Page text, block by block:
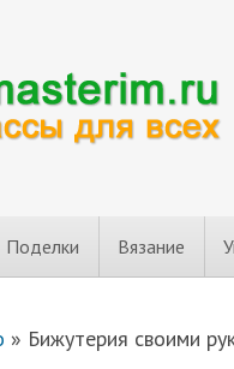
Поделки Вязание
» Бижутерия своими